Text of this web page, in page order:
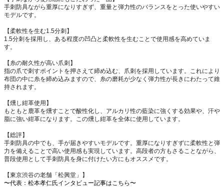
手刺防具ながら重厚になりすぎず、重量と弾力性のバランスをとった使いやすい
モデルです。
【柔軟性を生む1.5分刺】
1.5分刺を採用し、ある程度の凹凸と柔軟性を生むことで使用感を高めていま
す。
【糸の耐久性が高い爪刺】
指の爪で刺すポイントを押さえて締め込む、爪刺を採用しています。これにより
布団の中に糸を締め込みますので、糸の磨耗が少なく弾力性が長きにわたって維
持されます。
【燻し紺革使用】
もともと鹿革を燻すことで酸性化し、アルカリ性の藍染に強くする効果や、汗や
脂に強い紺革になります。この燻し紺革を全体に使用しています。
【総評】
手刺防具の中でも、手が届きやすいモデルです。重厚になりすぎずに柔軟性と弾
力を備えることで高い使用感も実現しています。高段者の方もさることながら、
普段使用として手刺防具を身に付けたい方にもオススメです。
【東京渋谷の老舗「松興堂」】
〜代表：松本孝仁氏インタビュー記事はこちら〜